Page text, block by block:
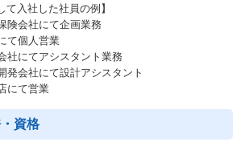
て入社した社員の例】
険会社にて企画業務
て個人営業
社にてアシスタント業務
発会社にて設計アシスタント
にて営業
資格